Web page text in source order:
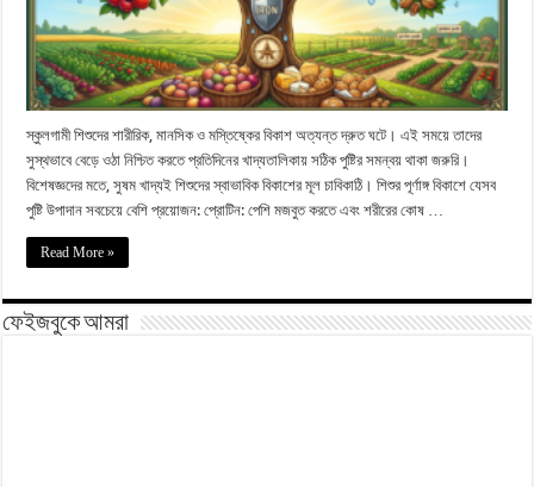
স্কুলগামী শিশুদের শারীরিক, মানসিক ও মস্তিষ্কের বিকাশ অত্যন্ত দ্রুত ঘটে। এই সময়ে তাদের
সুস্থভাবে বেড়ে ওঠা নিশ্চিত করতে প্রতিদিনের খাদ্যতালিকায় সঠিক পুষ্টির সমন্বয় থাকা জরুরি।
বিশেষজ্ঞদের মতে, সুষম খাদ্যই শিশুদের স্বাভাবিক বিকাশের মূল চাবিকাঠি। শিশুর পূর্ণাঙ্গ বিকাশে যেসব
পুষ্টি উপাদান সবচেয়ে বেশি প্রয়োজন: প্রোটিন: পেশি মজবুত করতে এবং শরীরের কোষ …
Read More »
ফেইজবুকে আমরা